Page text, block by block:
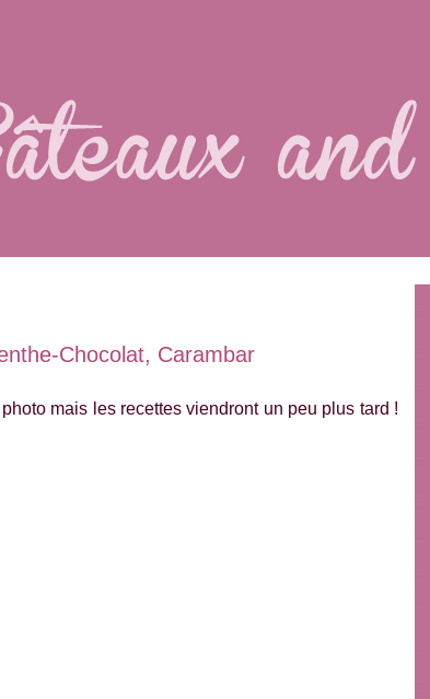
Chocolat, Carambar
mais les recettes viendront un peu plus tard !